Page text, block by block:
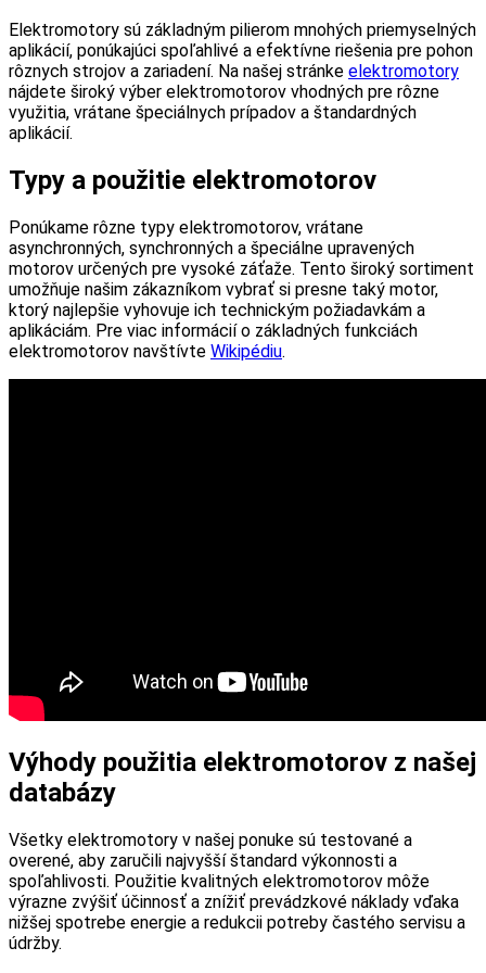
Elektromotory sú základným pilierom mnohých priemyselných
aplikácií, ponúkajúci spoľahlivé a efektívne riešenia pre pohon
rôznych strojov a zariadení. Na našej stránke elektromotory
nájdete široký výber elektromotorov vhodných pre rôzne
využitia, vrátane špeciálnych prípadov a štandardných
aplikácií.
Typy a použitie elektromotorov
Ponúkame rôzne typy elektromotorov, vrátane
asynchronných, synchronných a špeciálne upravených
motorov určených pre vysoké záťaže. Tento široký sortiment
umožňuje našim zákazníkom vybrať si presne taký motor,
ktorý najlepšie vyhovuje ich technickým požiadavkám a
aplikáciám. Pre viac informácií o základných funkciách
elektromotorov navštívte Wikipédiu.
Výhody použitia elektromotorov z našej
databázy
Všetky elektromotory v našej ponuke sú testované a
overené, aby zaručili najvyšší štandard výkonnosti a
spoľahlivosti. Použitie kvalitných elektromotorov môže
výrazne zvýšiť účinnosť a znížiť prevádzkové náklady vďaka
nižšej spotrebe energie a redukcii potreby častého servisu a
údržby.